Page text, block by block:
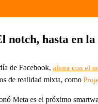
notch, hasta en
de Facebook, ahora con el
de realidad mixta, como
Meta es el próximo